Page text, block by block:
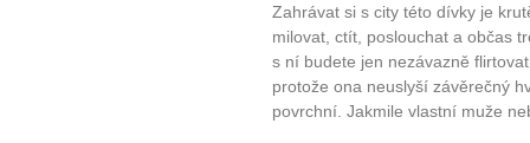
Zahrávat si s city této dívky je
milovat, ctít, poslouchat a občas
s ní budete jen nezávazně
protože ona neuslyší závěrečný
povrchní. Jakmile vlastní muže